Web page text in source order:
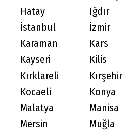
Hatay
Iğdır
İstanbul
İzmir
Karaman
Kars
Kayseri
Kilis
Kırklareli
Kırşehir
Kocaeli
Konya
Malatya
Manisa
Mersin
Muğla